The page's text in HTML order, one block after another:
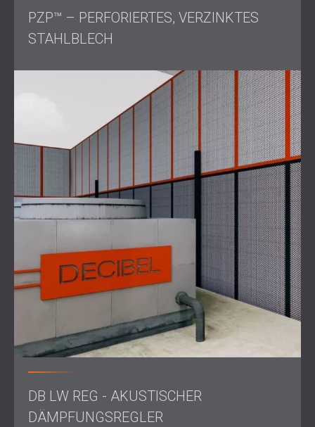
Um die Kühlung der Maschine zu gewährleisten und
Betriebsunterbrechungen zu vermeiden, wurden zwei
Die Installation reduzierte den Lärmpegel um mehr als 12
% und übertraf damit die Erwartungen. Die Mitarbeiter von
Steyr-Werner bemerkten bereits vor Projektabschluss eine
deutliche Verbesserung ihrer Kommunikation und
Konzentration und zeigten sich mit den unmittelbaren
Ergebnissen zufrieden.
Durch das Projekt wurde die Arbeitsumgebung für die
Mitarbeiter erfolgreich verbessert und die Produktivität
gesteigert.
Schalldämmung in industriellen
Umgebungen
In Industrieumgebungen wie Produktionshallen entsteht
häufig Maschinenlärm, der das Wohlbefinden und die
Produktivität der Mitarbeiter beeinträchtigen kann.
PZP™ – PERFORIERTES, VERZINKTES
STAHLBLECH
DB LW REG - AKUSTISCHER
DÄMPFUNGSREGLER